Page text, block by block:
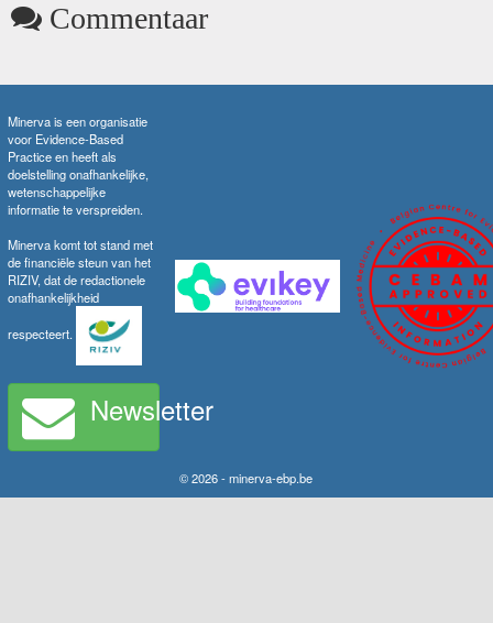
Commentaar
Minerva is een organisatie
voor Evidence-Based
Practice en heeft als
doelstelling onafhankelijke,
wetenschappelijke
informatie te verspreiden.
Minerva komt tot stand met
de financiële steun van het
RIZIV, dat de redactionele
onafhankelijkheid
respecteert.
Newsletter
© 2026 - minerva-ebp.be